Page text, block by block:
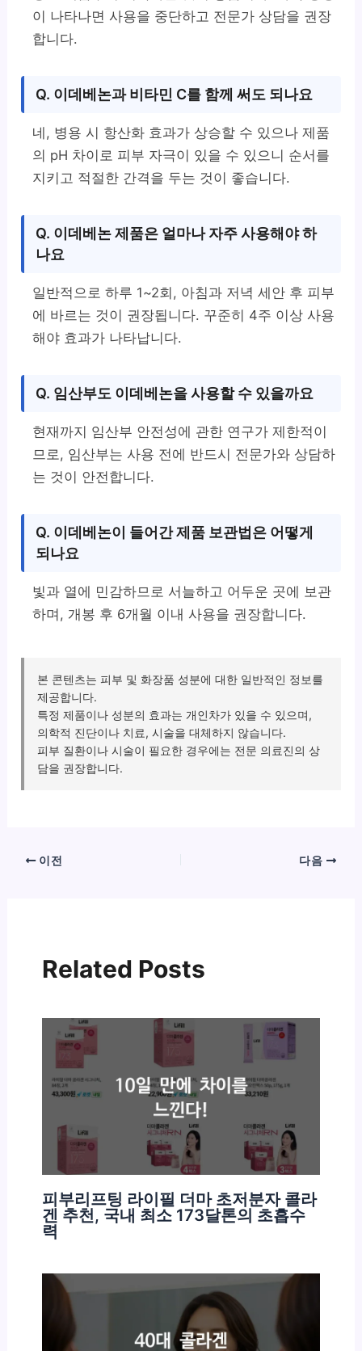
이 나타나면 사용을 중단하고 전문가 상담을 권장
합니다.
Q. 이데베논과 비타민 C를 함께 써도 되나요
네, 병용 시 항산화 효과가 상승할 수 있으나 제품
의 pH 차이로 피부 자극이 있을 수 있으니 순서를
지키고 적절한 간격을 두는 것이 좋습니다.
Q. 이데베논 제품은 얼마나 자주 사용해야 하
나요
일반적으로 하루 1~2회, 아침과 저녁 세안 후 피부
에 바르는 것이 권장됩니다. 꾸준히 4주 이상 사용
해야 효과가 나타납니다.
Q. 임산부도 이데베논을 사용할 수 있을까요
현재까지 임산부 안전성에 관한 연구가 제한적이
므로, 임산부는 사용 전에 반드시 전문가와 상담하
는 것이 안전합니다.
Q. 이데베논이 들어간 제품 보관법은 어떻게
되나요
빛과 열에 민감하므로 서늘하고 어두운 곳에 보관
하며, 개봉 후 6개월 이내 사용을 권장합니다.
본 콘텐츠는 피부 및 화장품 성분에 대한 일반적인 정보를
제공합니다.
특정 제품이나 성분의 효과는 개인차가 있을 수 있으며,
의학적 진단이나 치료, 시술을 대체하지 않습니다.
피부 질환이나 시술이 필요한 경우에는 전문 의료진의 상
담을 권장합니다.
이전 다음
Related Posts
피부리프팅 라이필 더마 초저분자 콜라
겐 추천, 국내 최소 173달톤의 초흡수
력